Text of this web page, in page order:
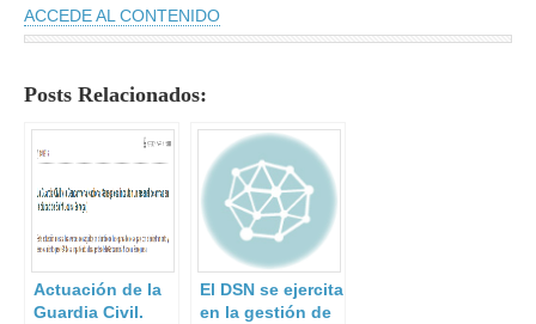
ACCEDE AL CONTENIDO
Posts Relacionados:
Actuación de la
Guardia Civil.
El DSN se ejercita
en la gestión de